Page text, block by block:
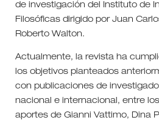
de investigación del Instituto de
Filosóficas dirigido por Juan
Roberto Walton.
Actualmente, la revista ha
los objetivos planteados
con publicaciones de
nacional e internacional, entre
aportes de Gianni Vattimo, Dina